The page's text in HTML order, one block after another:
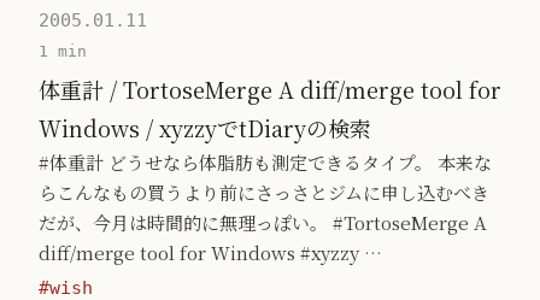
2005.01.11
1 min
体重計 / TortoseMerge A diff/merge tool for
Windows / xyzzyでtDiaryの検索
#体重計 どうせなら体脂肪も測定できるタイプ。 本来な
らこんなもの買うより前にさっさとジムに申し込むべき
だが、今月は時間的に無理っぽい。 #TortoseMerge A
diff/merge tool for Windows #xyzzy …
#wish